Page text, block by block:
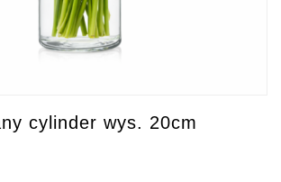
cylinder wys. 20cm